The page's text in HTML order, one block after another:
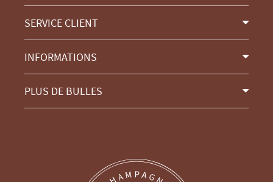
SERVICE CLIENT
INFORMATIONS
PLUS DE BULLES